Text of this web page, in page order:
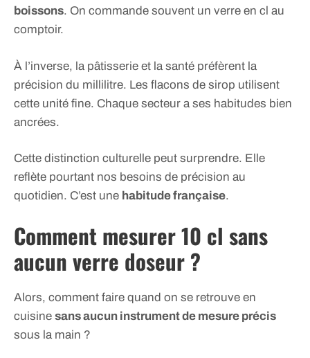
boissons. On commande souvent un verre en cl au
comptoir.
À l’inverse, la pâtisserie et la santé préfèrent la
précision du millilitre. Les flacons de sirop utilisent
cette unité fine. Chaque secteur a ses habitudes bien
ancrées.
Cette distinction culturelle peut surprendre. Elle
reflète pourtant nos besoins de précision au
quotidien. C’est une habitude française.
Comment mesurer 10 cl sans
aucun verre doseur ?
Alors, comment faire quand on se retrouve en
cuisine sans aucun instrument de mesure précis
sous la main ?